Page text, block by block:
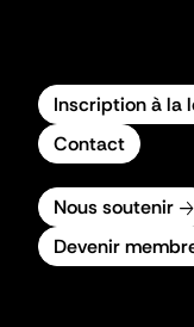
Inscription à la
Contact
Nous soutenir
Devenir